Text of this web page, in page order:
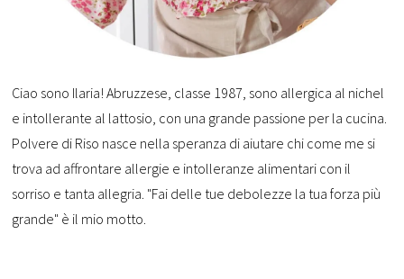
Ciao sono Ilaria! Abruzzese, classe 1987, sono allergica al nichel
e intollerante al lattosio, con una grande passione per la cucina.
Polvere di Riso nasce nella speranza di aiutare chi come me si
trova ad affrontare allergie e intolleranze alimentari con il
sorriso e tanta allegria. "Fai delle tue debolezze la tua forza più
grande" è il mio motto.